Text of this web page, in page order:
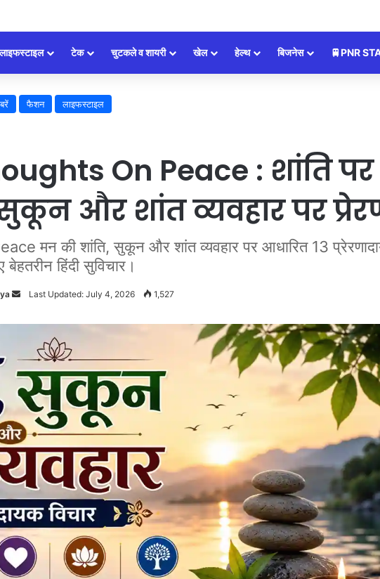
लाइफस्टाइल टेक चुटकले व शायरी खेल हेल्थ बिजनेस 🚆PNR
फैशन लाइफस्टाइल
On Peace : शांति पर
और शांत व्यवहार पर
मन की शांति, सुकून और शांत व्यवहार पर आधारित 13
हिंदी सुविचार।
Send
email
Last Updated: July 4, 2026 1,527